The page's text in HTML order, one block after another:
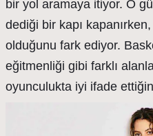
bir yol aramaya itiyor. O
dediği bir kapı
olduğunu fark ediyor.
eğitmenliği gibi farklı
oyunculukta iyi ifade